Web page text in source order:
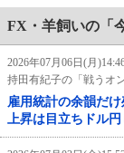
FX・羊飼いの「
2026年07月06日(月
持田有紀子の「戦うオ
雇用統計の余韻だ
上昇は目立ちドル